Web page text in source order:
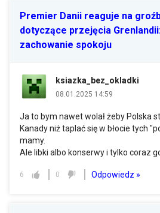
Premier Danii reaguje na
dotyczące przejęcia
zachowanie spokoju
ksiazka_bez_okladki
08.01.2025 14:59
Ja to bym nawet wolał żeby Polska
Kanady niż taplać się w błocie tych
mamy.
Ale libki albo konserwy i tylko coraz
6 0 Odpowiedz »